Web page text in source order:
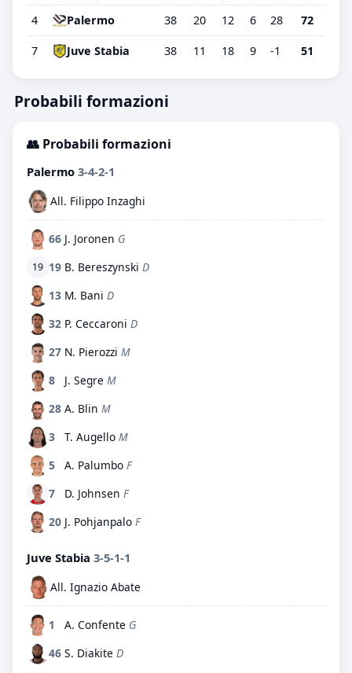
4 Palermo 38 20 12 6 28 72
7 Juve Stabia 38 11 18 9 -1 51
Probabili formazioni
👥 Probabili formazioni
Palermo 3-4-2-1
All. Filippo Inzaghi
66 J. Joronen G
19 19 B. Bereszynski D
13 M. Bani D
32 P. Ceccaroni D
27 N. Pierozzi M
8
J. Segre M
28 A. Blin M
3
T. Augello M
5
A. Palumbo F
7
D. Johnsen F
20 J. Pohjanpalo F
Juve Stabia 3-5-1-1
All. Ignazio Abate
1 A. Confente G
46 S. Diakite D